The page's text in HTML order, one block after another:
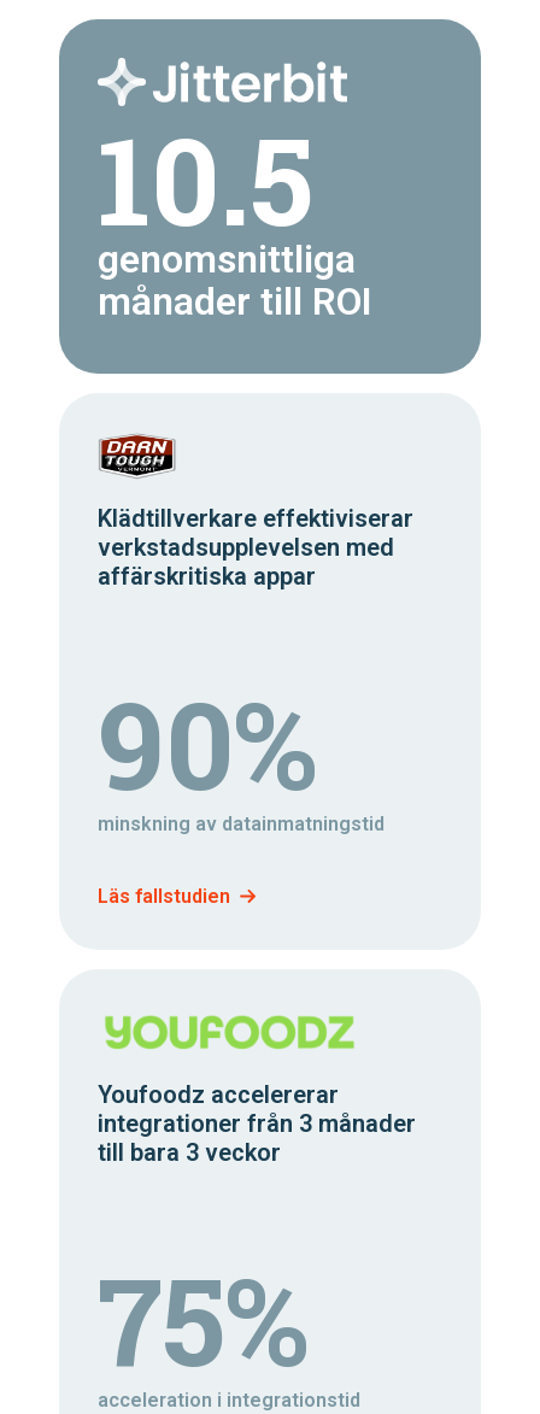
10.5
genomsnittliga
månader till ROI
Klädtillverkare effektiviserar
verkstadsupplevelsen med
affärskritiska appar
90%
minskning av datainmatningstid
Läs fallstudien
Youfoodz accelererar
integrationer från 3 månader
till bara 3 veckor
75%
acceleration i integrationstid